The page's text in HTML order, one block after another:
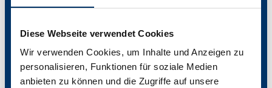
Diese Webseite verwendet Cookies
Wir verwenden Cookies, um Inhalte und Anzeigen zu
personalisieren, Funktionen für soziale Medien
anbieten zu können und die Zugriffe auf unsere
PLZ / Wohnort